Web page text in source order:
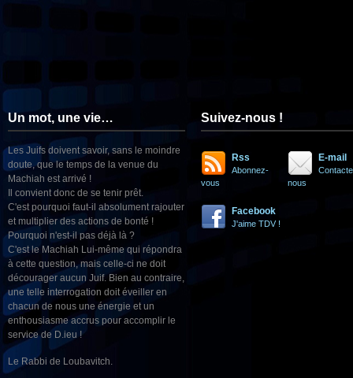
Un mot, une vie…
Les Juifs doivent savoir, sans le moindre
doute, que le temps de la venue du
Machiah est arrivé !
Il convient donc de se tenir prêt.
C'est pourquoi faut-il absolument rajouter
et multiplier des actions de bonté !
Pourquoi n'est-il pas déjà là ?
C'est le Machiah Lui-même qui répondra
à cette question, mais celle-ci ne doit
décourager aucun Juif. Bien au contraire,
une telle interrogation doit éveiller en
chacun de nous une énergie et un
enthousiasme accrus pour accomplir le
service de D.ieu !
Le Rabbi de Loubavitch.
Suivez-nous !
Rss
Abonnez-
vous
E-mail
nous
Facebook
J'aime TDV !